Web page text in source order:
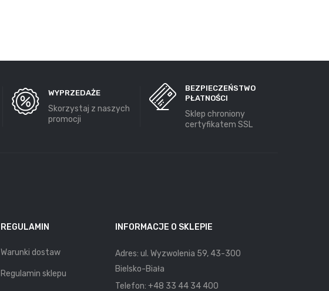
WYPRZEDAŻE
Skorzystaj z naszych
promocji
BEZPIECZEŃSTWO
PŁATNOŚCI
Sklep chroniony
certyfikatem SSL
REGULAMIN
Warunki dostaw
Regulamin sklepu
INFORMACJE O SKLEPIE
Adres: ul. Wyzwolenia 59, 43-300
Bielsko-Biała
Telefon: +48 33 44 34 400